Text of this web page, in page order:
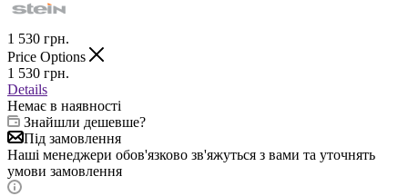
1 530 грн.
Price Options
1 530 грн.
Details
Немає в наявності
Знайшли дешевше?
Під замовлення
Наші менеджери обов'язково зв'яжуться з вами та уточнять
умови замовлення